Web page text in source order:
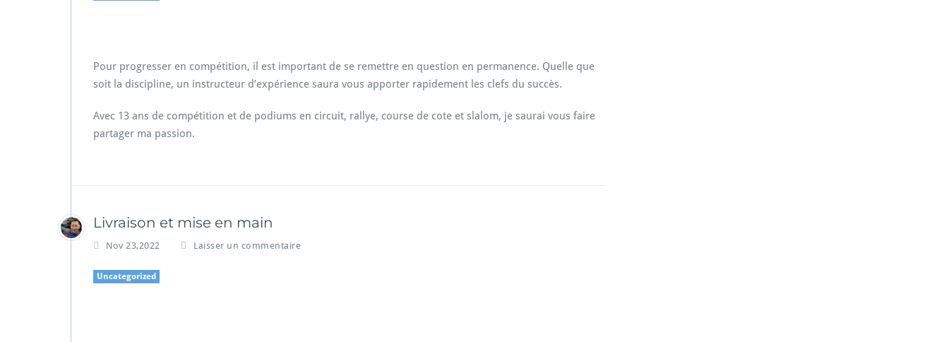
Pour progresser en compétition, il est important de se remettre en question en permanence. Quelle que
soit la discipline, un instructeur d’expérience saura vous apporter rapidement les clefs du succès.
Avec 13 ans de compétition et de podiums en circuit, rallye, course de cote et slalom, je saurai vous faire
partager ma passion.
Livraison et mise en main
Nov 23,2022 Laisser un commentaire
Uncategorized